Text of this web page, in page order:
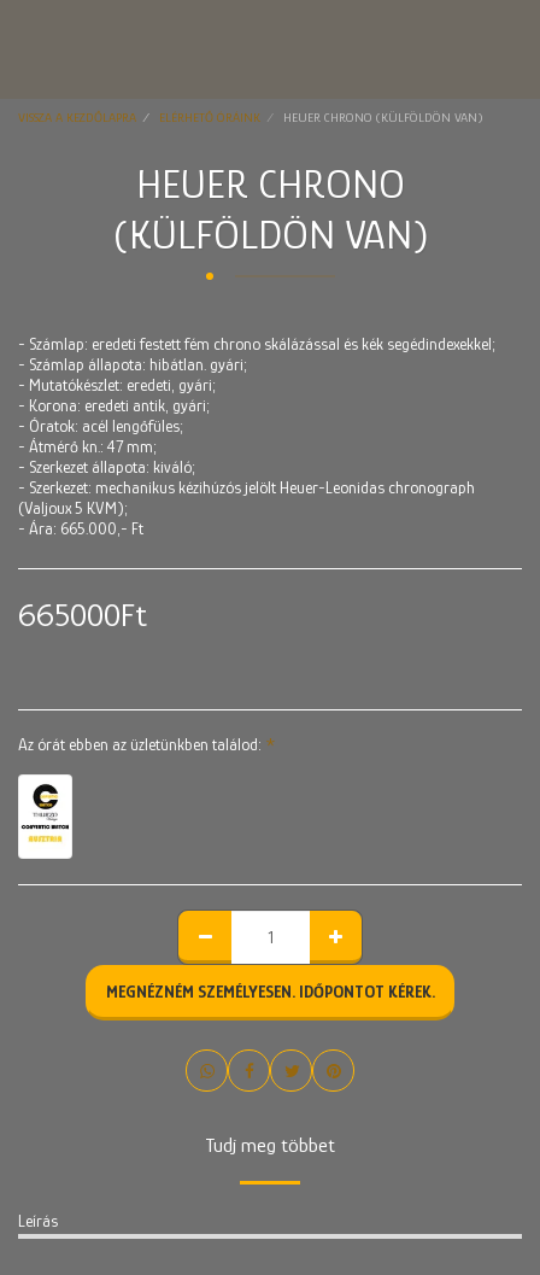
VISSZA A KEZDŐLAPRA ELÉRHETŐ ÓRÁINK HEUER CHRONO (KÜLFÖLDÖN VAN)
HEUER CHRONO
(KÜLFÖLDÖN VAN)
- Számlap: eredeti festett fém chrono skálázással és kék segédindexekkel;
- Számlap állapota: hibátlan. gyári;
- Mutatókészlet: eredeti, gyári;
- Korona: eredeti antik, gyári;
- Óratok: acél lengőfüles;
- Átmérő kn.: 47 mm;
- Szerkezet állapota: kiváló;
- Szerkezet: mechanikus kézihúzós jelölt Heuer-Leonidas chronograph
(Valjoux 5 KVM);
- Ára: 665.000,- Ft
665000Ft
Az órát ebben az üzletünkben találod: *
MEGNÉZNÉM SZEMÉLYESEN. IDŐPONTOT KÉREK.
Tudj meg többet
Leírás